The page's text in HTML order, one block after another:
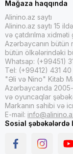
dərsləri almağa
Alinino.az saytının
Çocuklar için
Çamlica - Dinozavr,
Sorular Kitabım,
Wimpy Kid Saftirik
kitabları sərfəli
Həmçinin Bakı
istənilən nöqtəsinə
xidmətlərimizdən
Mağaza haqqında
Alinino.az saytı
Alinino.az saytı 15
və çatdırılma xidməti
Azərbaycanın bütün
bütün ölkələrindəki
Whatsap: (+99451)
Tel: (+99412) 431
"Əli və Nino" Kitab
Azərbaycanda
və oyuncaqlar
Markanın sahibi və
E-mail:
Sosial şəbəkələrdə